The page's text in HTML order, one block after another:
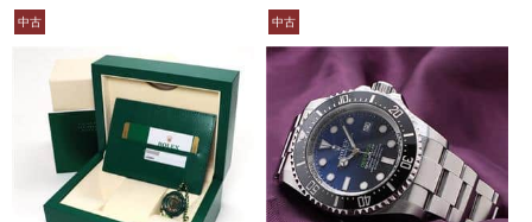
中古 中古